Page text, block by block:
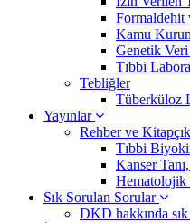
Formaldehit
Kamu
Genetik Veri
Tıbbi
Tebliğler
Tüberküloz
Yayınlar
Rehber ve
Tıbbi
Kanser
Hematolojik
Sık Sorulan Sorular
DKD hakkında